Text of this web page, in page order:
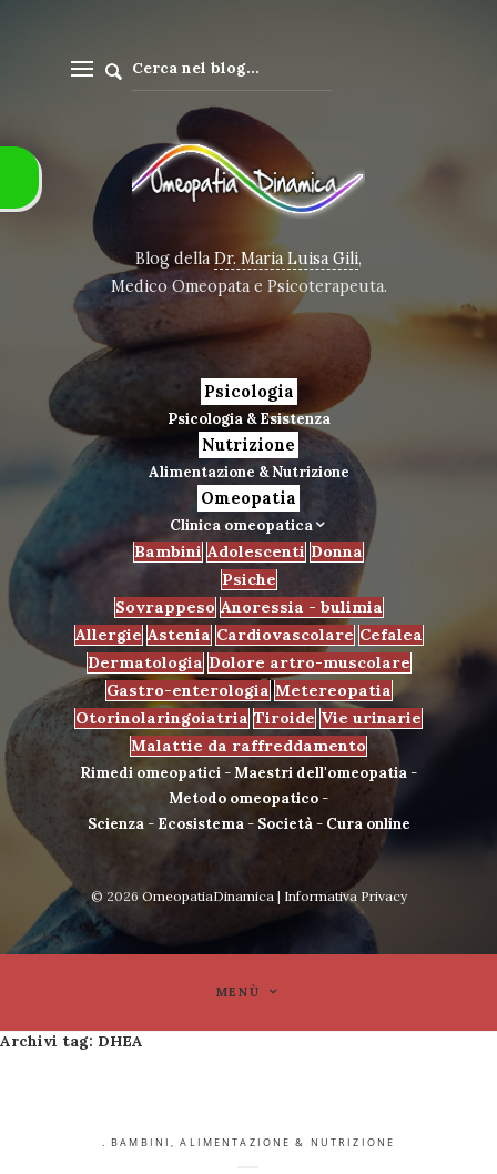
Blog della Dr. Maria Luisa Gili,
Medico Omeopata e Psicoterapeuta.
Psicologia
Psicologia & Esistenza
Nutrizione
Alimentazione & Nutrizione
Omeopatia
Clinica omeopatica
Bambini Adolescenti Donna
Psiche
Sovrappeso Anoressia - bulimia
Allergie Astenia Cardiovascolare Cefalea
Dermatologia Dolore artro-muscolare
Gastro-enterologia Metereopatia
Otorinolaringoiatria Tiroide Vie urinarie
Malattie da raffreddamento
Rimedi omeopatici -Maestri dell'omeopatia-
Metodo omeopatico-
Scienza- Ecosistema- Società- Cura online
© 2026 OmeopatiaDinamica| Informativa Privacy
MENÙ
Archivi tag: DHEA
. BAMBINI,ALIMENTAZIONE & NUTRIZIONE